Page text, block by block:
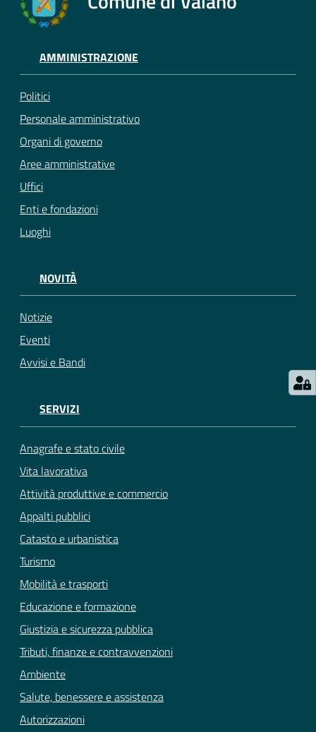
AMMINISTRAZIONE
Politici
Personale amministrativo
Organi di governo
Aree amministrative
Uffici
Enti e fondazioni
Luoghi
NOVITÀ
Notizie
Eventi
Avvisi e Bandi
SERVIZI
Anagrafe e stato civile
Vita lavorativa
Attività produttive e commercio
Appalti pubblici
Catasto e urbanistica
Turismo
Mobilità e trasporti
Educazione e formazione
Giustizia e sicurezza pubblica
Tributi, finanze e contravvenzioni
Ambiente
Salute, benessere e assistenza
Autorizzazioni